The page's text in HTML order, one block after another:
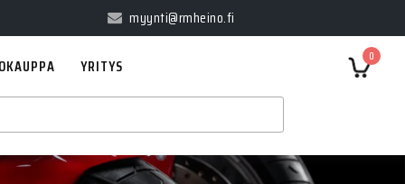
myynti@rmheino.fi
0
YRITYS